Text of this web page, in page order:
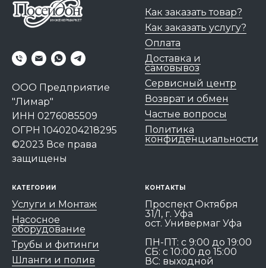
ООО Предприятие
"Лимар"
ИНН 0276085509
ОГРН 1040204218295
©2023 Все права
защищены
Как заказать товар?
Как заказать услугу?
Оплата
Доставка и
самовывоз
Сервисный центр
Возврат и обмен
Частые вопросы
Политика
конфиденциальности
КАТЕГОРИИ
Услуги и Монтаж
Насосное
оборудование
Трубы и фитинги
Шланги и полив
КОНТАКТЫ
Проспект Октября
31/1, г. Уфа
ост. Универмаг Уфа
ПН-ПТ: c 9:00 до 19:00
СБ: с 10:00 до 15:00
ВС: выходной